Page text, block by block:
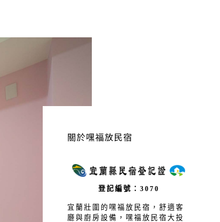
關於嘿福放民宿
登記編號：3070
宜蘭壯圍的嘿福放民宿，舒適客
廳與廚房設備，嘿福放民宿大投